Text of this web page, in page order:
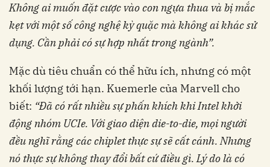
Không ai muốn đặt cược vào con ngựa thua vàbị mắc
kẹt với một số công nghệ kỳ quặc màkhông ai khác sử
dụng. Cần phải có sự hợp nhấttrong ngành”.
Mặc dù tiêu chuẩn có thể hữu ích, nhưng có một
khối lượng tới hạn. Kuemerle của Marvell cho
biết: “Đã có rất nhiều sự phấn khích khiIntel khởi
động nhóm UCIe. Với giao diện die-to-die, mọi người
đều nghĩ rằng các chiplet thựcsự sẽ cất cánh. Nhưng
nó thực sự không thay đổibất cứ điều gì. Lý do là có